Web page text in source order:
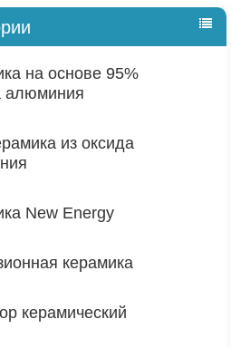
на основе 95%
алюминия
из оксида
New Energy
керамика
керамический